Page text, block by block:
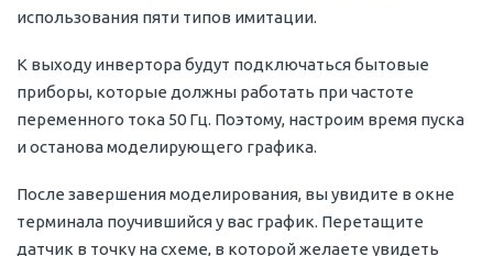
использования пяти типов имитации.
К выходу инвертора будут подключаться бытовые
приборы, которые должны работать при частоте
переменного тока 50 Гц. Поэтому, настроим время пуска
и останова моделирующего графика.
После завершения моделирования, вы увидите в окне
терминала поучившийся у вас график. Перетащите
датчик в точку на схеме, в которой желаете увидеть